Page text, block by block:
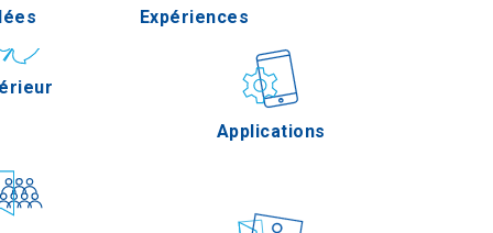
Serres
Gastronomie
Applications
Expériences